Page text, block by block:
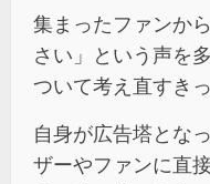
集まったファンか
さい」という声を
ついて考え直すき
自身が広告塔とな
ザーやファンに直